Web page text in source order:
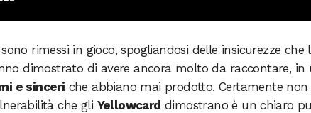
rimessi in gioco, spogliandosi delle insicurezze che
dimostrato di avere ancora molto da raccontare, in
e sinceri che abbiano mai prodotto. Certamente non
che gli Yellowcard dimostrano è un chiaro